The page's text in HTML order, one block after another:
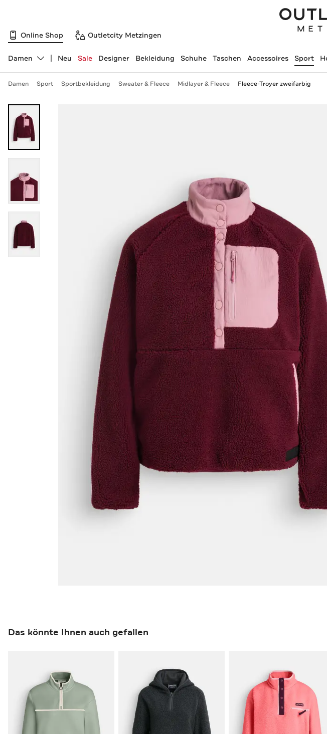
Online Shop Outletcity Metzingen
Abteilung ändern, ausgewählt:
Damen Neu Sale Designer Bekleidung Schuhe Taschen Accessoires Sport
Damen Sport Sportbekleidung Sweater & Fleece Midlayer & Fleece Fleece-Troyer zweifarbig
Das könnte Ihnen auch gefallen